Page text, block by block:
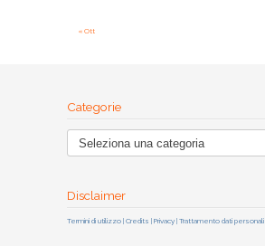
« Ott
Categorie
Disclaimer
Termini di utilizzo | Credits | Privacy | Trattamento dati personali